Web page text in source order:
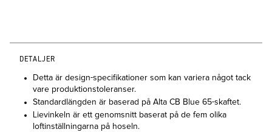
DETALJER
Detta är design-specifikationer som kan variera något tack
vare produktionstoleranser.
Standardlängden är baserad på Alta CB Blue 65-skaftet.
Lievinkeln är ett genomsnitt baserat på de fem olika
loftinställningarna på hoseln.